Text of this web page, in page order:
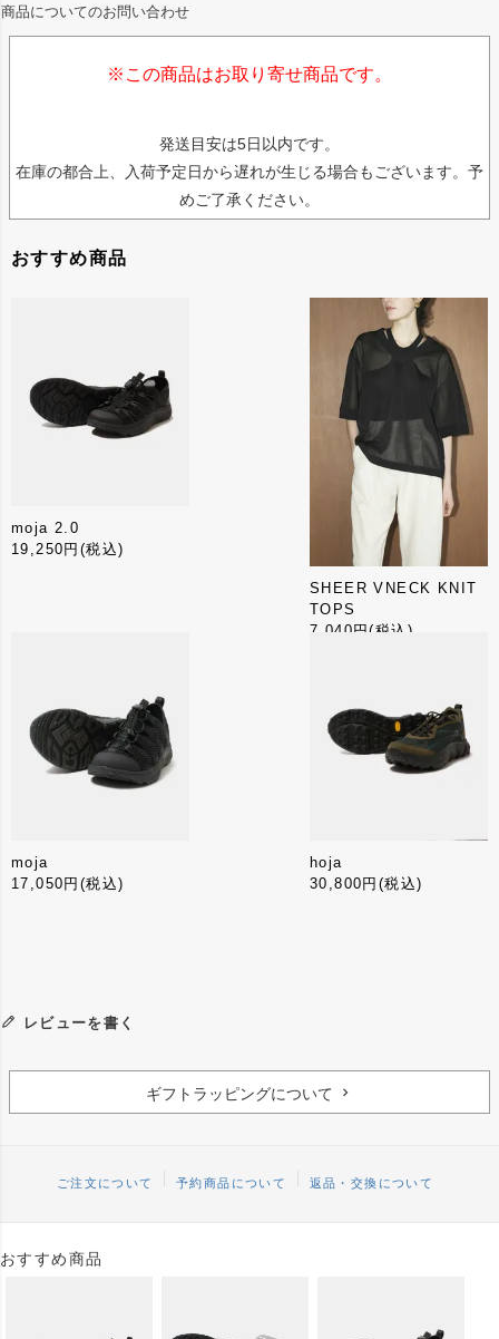
商品についてのお問い合わせ
※この商品はお取り寄せ商品です。
発送目安は5日以内です。
在庫の都合上、入荷予定日から遅れが生じる場合もございます。予
めご了承ください。
おすすめ商品
moja 2.0
19,250円 (税込)
SHEER VNECK KNIT
TOPS
7,040円(税込)
moja
17,050円 (税込)
hoja
30,800円 (税込)
レビューを書く
ギフトラッピングについて
ご注文について 予約商品について 返品・交換について
おすすめ商品